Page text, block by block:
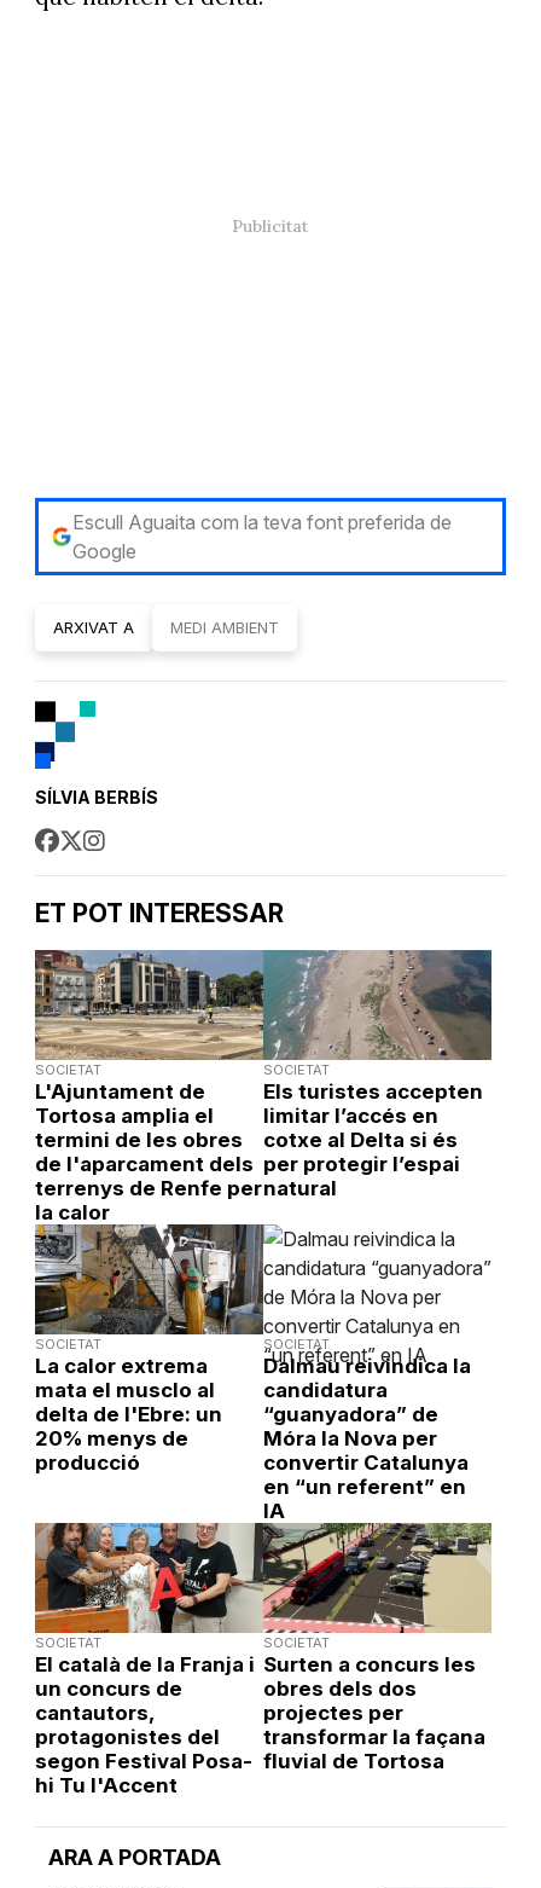
ARA A PORTADA
Escull Aguaita com la teva font preferida de
Google
ARXIVAT A MEDI AMBIENT
SÍLVIA BERBÍS
ET POT INTERESSAR
SOCIETAT
L'Ajuntament de
Tortosa amplia el
termini de les obres
de l'aparcament dels
terrenys de Renfe per
la calor
SOCIETAT
Els turistes accepten
limitar l’accés en
cotxe al Delta si és
per protegir l’espai
natural
SOCIETAT
La calor extrema
mata el musclo al
delta de l'Ebre: un
20% menys de
producció
SOCIETAT
Dalmau reivindica la
candidatura
“guanyadora” de
Móra la Nova per
convertir Catalunya
en “un referent” en
IA
SOCIETAT
El català de la Franja i
un concurs de
cantautors,
protagonistes del
segon Festival Posa-
hi Tu l'Accent
SOCIETAT
Surten a concurs les
obres dels dos
projectes per
transformar la façana
fluvial de Tortosa